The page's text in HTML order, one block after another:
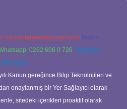
backlinkpaneli@gmail.com Teams:
0262 606 0 726 Telegram:
@karabul
Kanun gereğince Bilgi Teknolojileri ve
onaylanmış bir Yer Sağlayıcı olarak
sitedeki içerikleri proaktif olarak